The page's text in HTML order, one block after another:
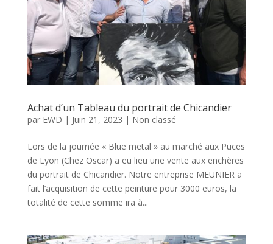
Achat d’un Tableau du portrait de Chicandier
par EWD | Juin 21, 2023 | Non classé
Lors de la journée « Blue metal » au marché aux Puces
de Lyon (Chez Oscar) a eu lieu une vente aux enchères
du portrait de Chicandier. Notre entreprise MEUNIER a
fait l’acquisition de cette peinture pour 3000 euros, la
totalité de cette somme ira à...